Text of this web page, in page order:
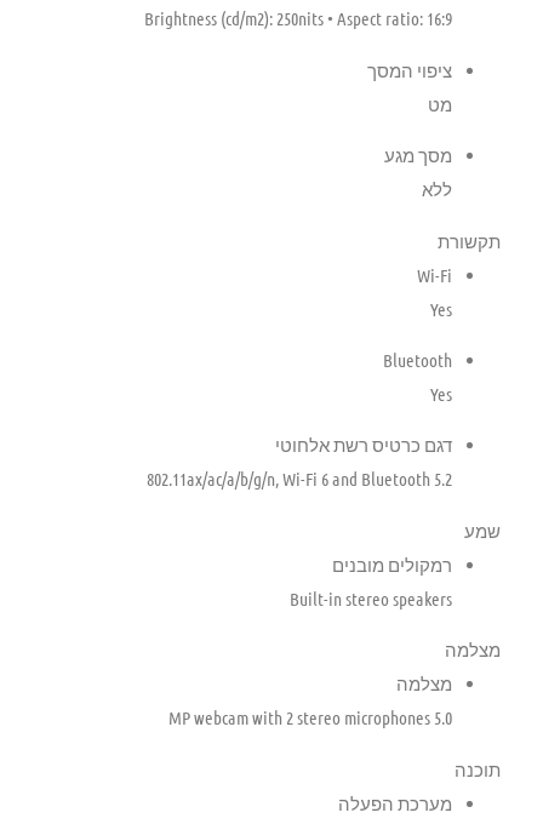
Brightness (cd/m2): 250nits • Aspect ratio: 16:9
ציפוי המסך
מט
מסך מגע
ללא
תקשורת
Wi-Fi
Yes
Bluetooth
Yes
דגם כרטיס רשת אלחוטי
802.11ax/ac/a/b/g/n, Wi-Fi 6 and Bluetooth 5.2
שמע
רמקולים מובנים
Built-in stereo speakers
מצלמה
מצלמה
5.0 MP webcam with 2 stereo microphones
תוכנה
מערכת הפעלה